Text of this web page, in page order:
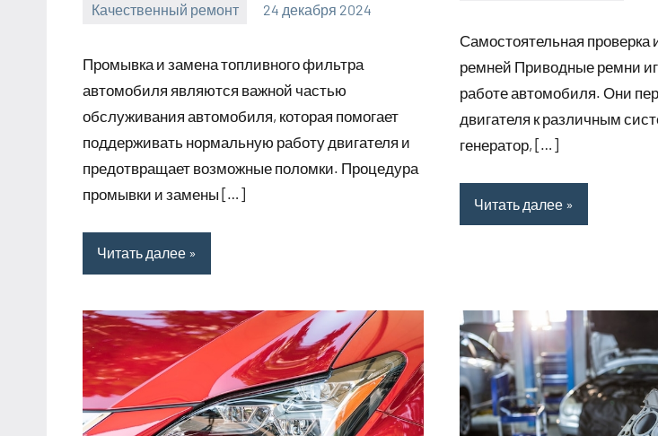
Качественный ремонт 24 декабря 2024
Промывка и замена топливного фильтра
автомобиля являются важной частью
обслуживания автомобиля, которая помогает
поддерживать нормальную работу двигателя и
предотвращает возможные поломки. Процедура
промывки и замены […]
Читать далее
Самостоятельная проверка
ремней Приводные ремни
работе автомобиля. Они
двигателя к различным
генератор, […]
Читать далее